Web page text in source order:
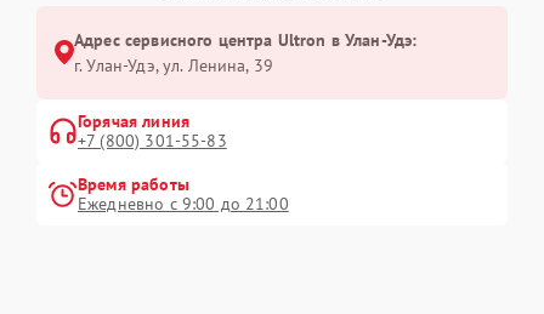
Адрес сервисного центра Ultron в Улан-Удэ:
г. Улан-Удэ, ул. Ленина, 39
Горячая линия
+7 (800) 301-55-83
Время работы
Ежедневно с 9:00 до 21:00